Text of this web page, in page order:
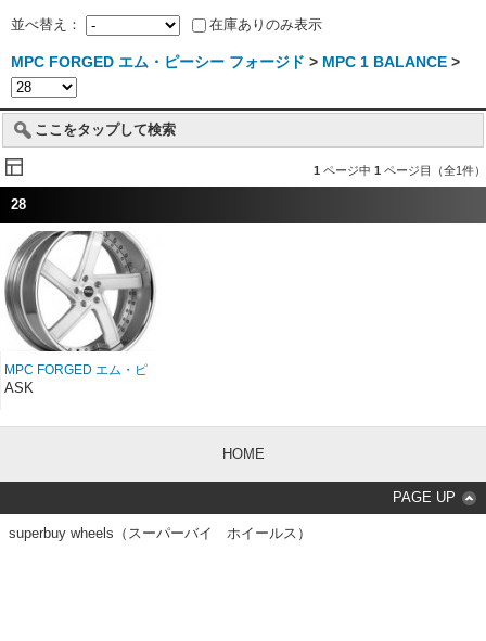
並べ替え： 在庫ありのみ表示
MPC FORGED エム・ピーシー フォージド > MPC 1 BALANCE >
ここをタップして検索
1 ページ中 1 ページ目（全1件）
28
MPC FORGED エム・ピ
ーシー フォージド MPC
ASK
HOME
PAGE UP
superbuy wheels（スーパーバイ ホイールス）